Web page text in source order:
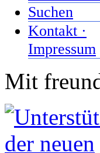
Suchen
Kontakt ·
Impressum
Mit